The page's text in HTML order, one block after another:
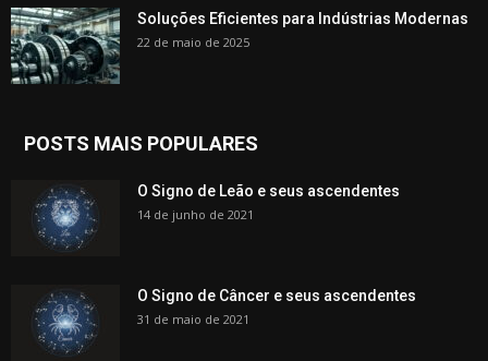
Soluções Eficientes para Indústrias Modernas
22 de maio de 2025
POSTS MAIS POPULARES
O Signo de Leão e seus ascendentes
14 de junho de 2021
O Signo de Câncer e seus ascendentes
31 de maio de 2021